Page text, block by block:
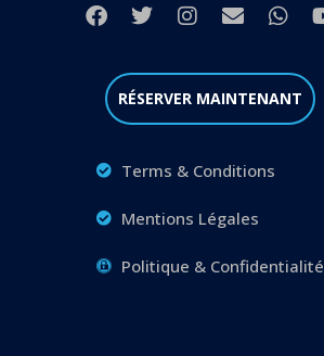
RÉSERVER MAINTENANT
Terms & Conditions
Mentions Légales
Politique & Confidentialité